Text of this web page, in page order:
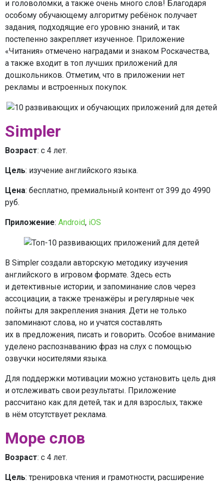
и головоломки, а также очень много слов! Благодаря
особому обучающему алгоритму ребёнок получает
задания, подходящие его уровню знаний, и так
постепенно закрепляет изученное. Приложение
«Читания» отмечено наградами и знаком Роскачества,
а также входит в топ лучших приложений для
дошкольников. Отметим, что в приложении нет
рекламы и встроенных покупок.
Simpler
Возраст: с 4 лет.
Цель: изучение английского языка.
Цена: бесплатно, премиальный контент от 399 до 4990
руб.
Приложение: Android, iOS
В Simpler создали авторскую методику изучения
английского в игровом формате. Здесь есть
и детективные истории, и запоминание слов через
ассоциации, а также тренажёры и регулярные чек
пойнты для закрепления знания. Дети не только
запоминают слова, но и учатся составлять
их в предложения, писать и говорить. Особое внимание
уделено распознаванию фраз на слух с помощью
озвучки носителями языка.
Для поддержки мотивации можно установить цель дня
и отслеживать свои результаты. Приложение
рассчитано как для детей, так и для взрослых, также
в нём отсутствует реклама.
Море слов
Возраст: с 4 лет.
Цель: тренировка чтения и грамотности, расширение